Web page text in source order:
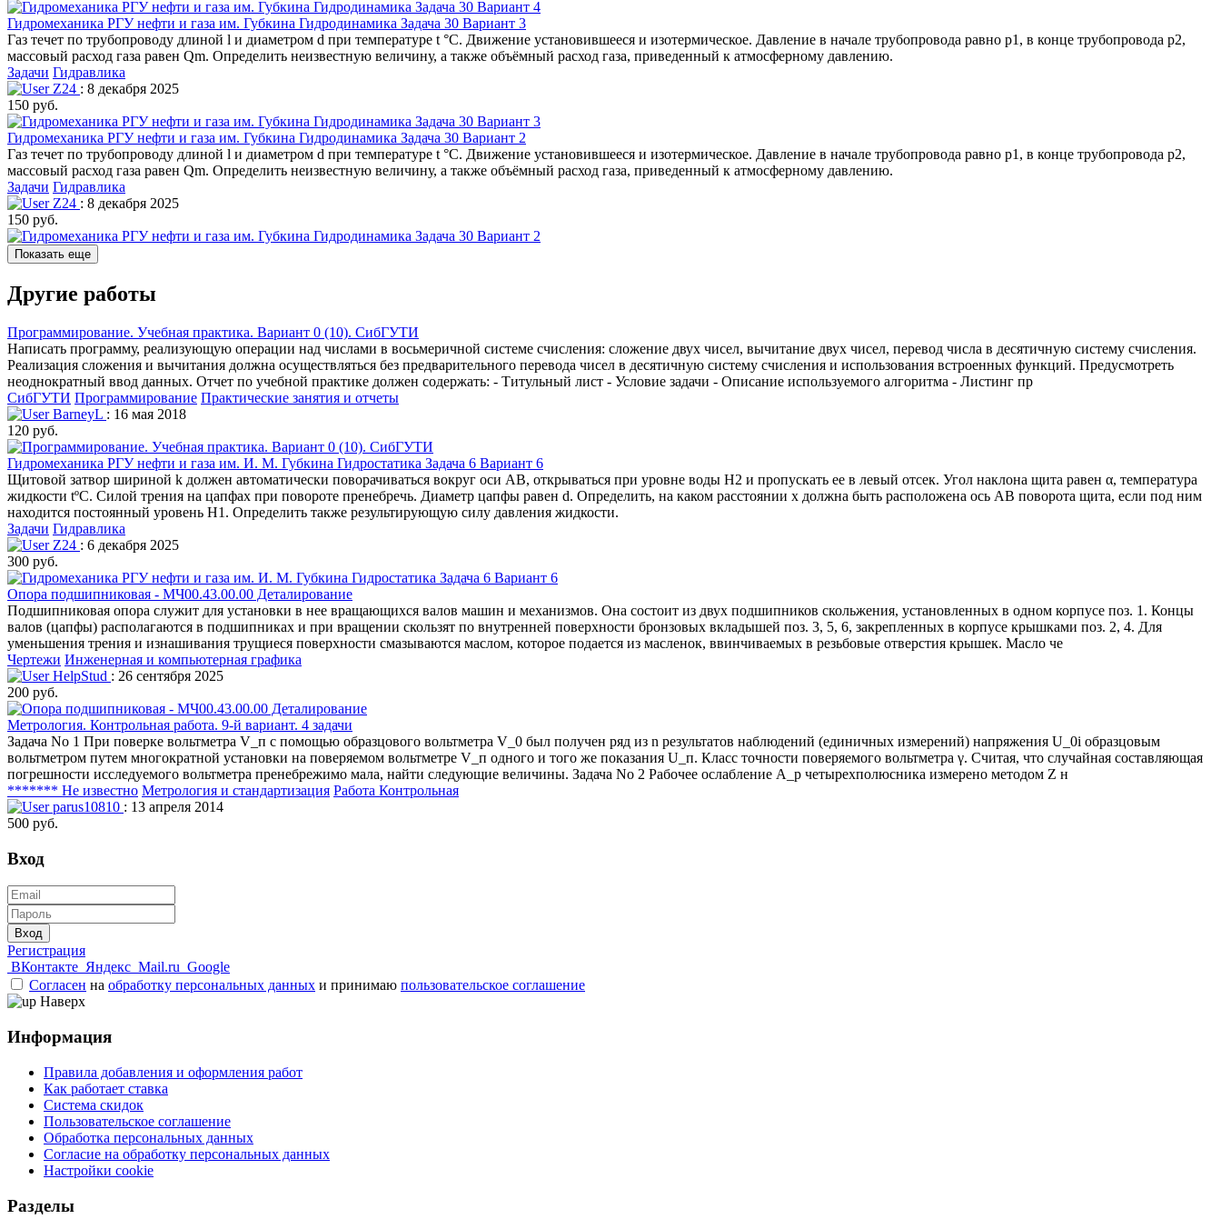
Гидромеханика РГУ нефти и газа им. Губкина Гидродинамика Задача 30 Вариант 3
Газ течет по трубопроводу длиной l и диаметром d при температуре t °C. Движение установившееся и изотермическое. Давление в начале трубопровода равно р1, в конце трубопровода р2,
массовый расход газа равен Qm. Определить неизвестную величину, а также объёмный расход газа, приведенный к атмосферному давлению.
Задачи Гидравлика
Z24 : 8 декабря 2025
150 руб.
Гидромеханика РГУ нефти и газа им. Губкина Гидродинамика Задача 30 Вариант 2
Газ течет по трубопроводу длиной l и диаметром d при температуре t °C. Движение установившееся и изотермическое. Давление в начале трубопровода равно р1, в конце трубопровода р2,
массовый расход газа равен Qm. Определить неизвестную величину, а также объёмный расход газа, приведенный к атмосферному давлению.
Задачи Гидравлика
Z24 : 8 декабря 2025
150 руб.
Показать еще
Другие работы
Программирование. Учебная практика. Вариант 0 (10). СибГУТИ
Написать программу, реализующую операции над числами в восьмеричной системе счисления: сложение двух чисел, вычитание двух чисел, перевод числа в десятичную систему счисления.
Реализация сложения и вычитания должна осуществляться без предварительного перевода чисел в десятичную систему счисления и использования встроенных функций. Предусмотреть
неоднократный ввод данных. Отчет по учебной практике должен содержать: - Титульный лист - Условие задачи - Описание используемого алгоритма - Листинг пр
СибГУТИ Программирование Практические занятия и отчеты
BarneyL : 16 мая 2018
120 руб.
Гидромеханика РГУ нефти и газа им. И. М. Губкина Гидростатика Задача 6 Вариант 6
Щитовой затвор шириной k должен автоматически поворачиваться вокруг оси АВ, открываться при уровне воды Н2 и пропускать ее в левый отсек. Угол наклона щита равен α, температура
жидкости tºС. Силой трения на цапфах при повороте пренебречь. Диаметр цапфы равен d. Определить, на каком расстоянии х должна быть расположена ось АВ поворота щита, если под ним
находится постоянный уровень Н1. Определить также результирующую силу давления жидкости.
Задачи Гидравлика
Z24 : 6 декабря 2025
300 руб.
Опора подшипниковая - МЧ00.43.00.00 Деталирование
Подшипниковая опора служит для установки в нее вращающихся валов машин и механизмов. Она состоит из двух подшипников скольжения, установленных в одном корпусе поз. 1. Концы
валов (цапфы) располагаются в подшипниках и при вращении скользят по внутренней поверхности бронзовых вкладышей поз. 3, 5, 6, закрепленных в корпусе крышками поз. 2, 4. Для
уменьшения трения и изнашивания трущиеся поверхности смазываются маслом, которое подается из масленок, ввинчиваемых в резьбовые отверстия крышек. Масло че
Чертежи Инженерная и компьютерная графика
HelpStud : 26 сентября 2025
200 руб.
Метрология. Контрольная работа. 9-й вариант. 4 задачи
Задача No 1 При поверке вольтметра V_п с помощью образцового вольтметра V_0 был получен ряд из n результатов наблюдений (единичных измерений) напряжения U_0i образцовым
вольтметром путем многократной установки на поверяемом вольтметре V_п одного и того же показания U_п. Класс точности поверяемого вольтметра γ. Считая, что случайная составляющая
погрешности исследуемого вольтметра пренебрежимо мала, найти следующие величины. Задача No 2 Рабочее ослабление А_р четырехполюсника измерено методом Z н
******* Не известно Метрология и стандартизация Работа Контрольная
parus10810 : 13 апреля 2014
500 руб.
Вход
Вход
Регистрация
ВКонтакте Яндекс Mail.ru Google
Согласен на обработку персональных данных и принимаю пользовательское соглашение
Наверх
Информация
Правила добавления и оформления работ
Как работает ставка
Система скидок
Пользовательское соглашение
Обработка персональных данных
Согласие на обработку персональных данных
Настройки cookie
Разделы